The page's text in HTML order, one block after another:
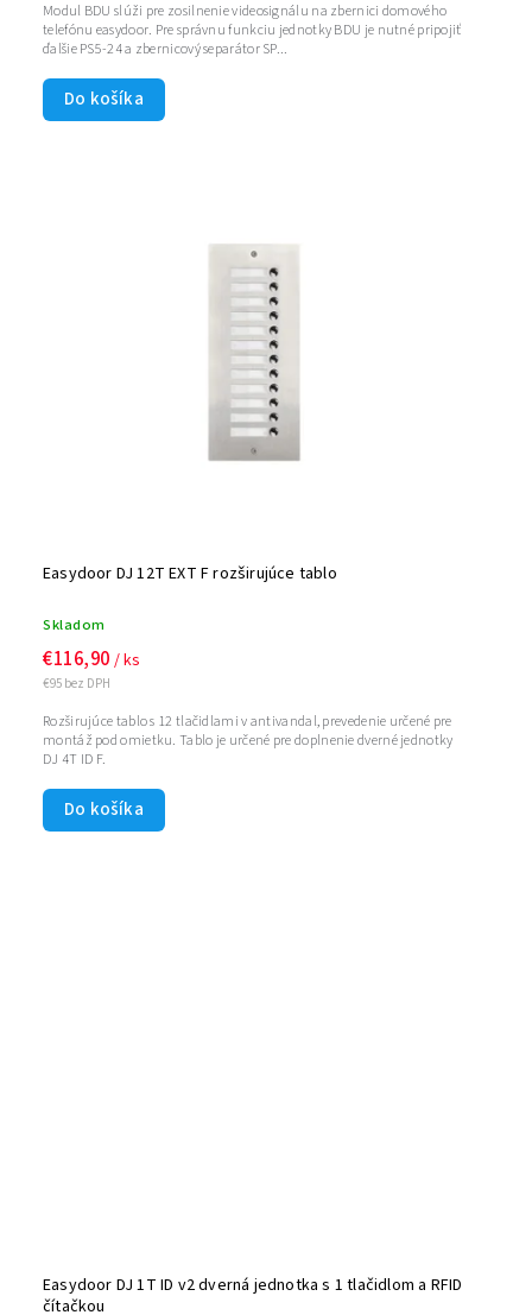
Do košíka
Modul BDU slúži pre zosilnenie videosignálu na zbernici domového
telefónu easydoor. Pre správnu funkciu jednotky BDU je nutné pripojiť
ďalšie PS5-24 a zbernicový separátor SP...
Easydoor DJ 12T EXT F rozširujúce tablo
Skladom
€95 bez DPH
€116,90 / ks
Do košíka
Rozširujúce tablo s 12 tlačidlami v antivandal, prevedenie určené pre
montáž pod omietku. Tablo je určené pre doplnenie dverné jednotky
DJ 4T ID F.
Easydoor DJ 1T ID v2 dverná jednotka s 1 tlačidlom a RFID
čítačkou